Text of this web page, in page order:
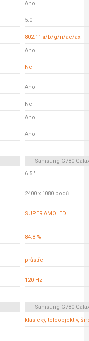
Ano
5.0
802.11 a/b/g/n/ac/ax
Ano
Ne
Ano
Ne
Ano
Ano
Samsung G780
6.5 "
2400 x 1080 bodů
SUPER AMOLED
84.8 %
průstřel
120 Hz
Samsung G780
klasický, teleobjektiv,